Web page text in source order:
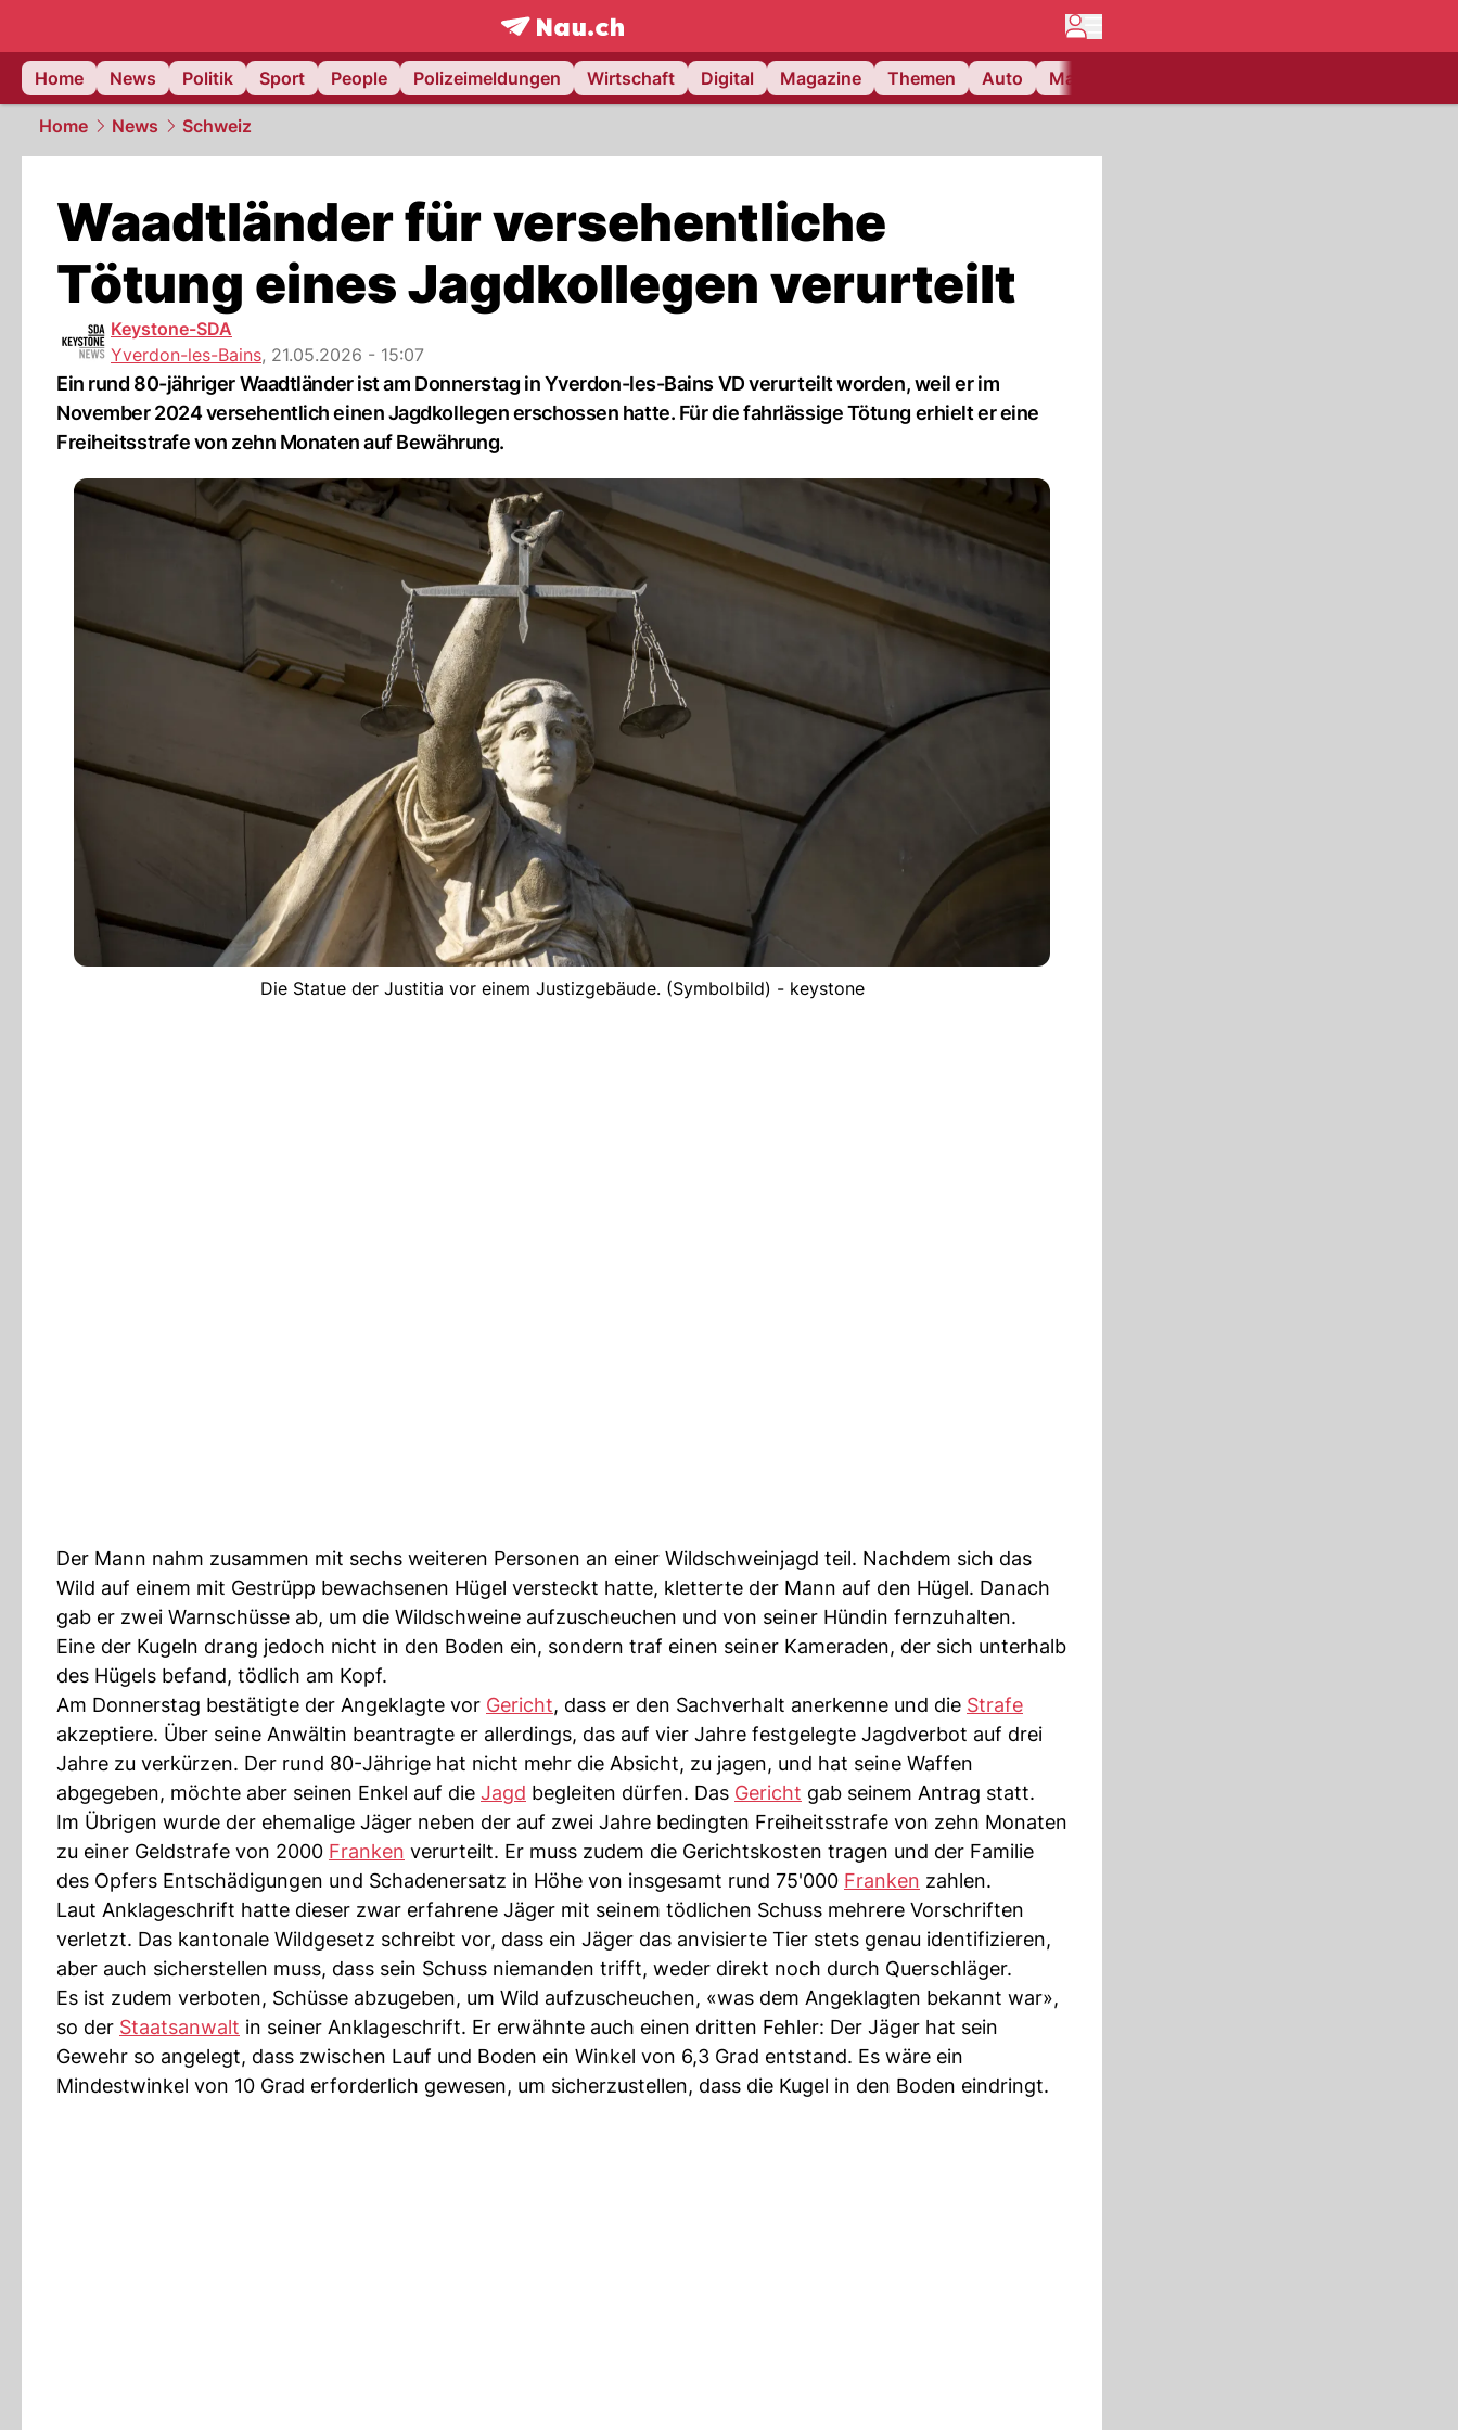
frontpage.NAU.ch
Home
News Politik Sport People Polizeimeldungen Wirtschaft Digital Magazine Themen Auto Matchcenter
Home News Schweiz
Waadtländer für versehentliche
Tötung eines Jagdkollegen verurteilt
Keystone-SDA
Yverdon-les-Bains, 21.05.2026 - 15:07
Ein rund 80-jähriger Waadtländer ist am Donnerstag in Yverdon-les-Bains VD verurteilt worden, weil er im
November 2024 versehentlich einen Jagdkollegen erschossen hatte. Für die fahrlässige Tötung erhielt er eine
Freiheitsstrafe von zehn Monaten auf Bewährung.
Die Statue der Justitia vor einem Justizgebäude. (Symbolbild) - keystone
Der Mann nahm zusammen mit sechs weiteren Personen an einer Wildschweinjagd teil. Nachdem sich das
Wild auf einem mit Gestrüpp bewachsenen Hügel versteckt hatte, kletterte der Mann auf den Hügel. Danach
gab er zwei Warnschüsse ab, um die Wildschweine aufzuscheuchen und von seiner Hündin fernzuhalten.
Eine der Kugeln drang jedoch nicht in den Boden ein, sondern traf einen seiner Kameraden, der sich unterhalb
des Hügels befand, tödlich am Kopf.
Am Donnerstag bestätigte der Angeklagte vor Gericht, dass er den Sachverhalt anerkenne und die Strafe
akzeptiere. Über seine Anwältin beantragte er allerdings, das auf vier Jahre festgelegte Jagdverbot auf drei
Jahre zu verkürzen. Der rund 80-Jährige hat nicht mehr die Absicht, zu jagen, und hat seine Waffen
abgegeben, möchte aber seinen Enkel auf die Jagd begleiten dürfen. Das Gericht gab seinem Antrag statt.
Im Übrigen wurde der ehemalige Jäger neben der auf zwei Jahre bedingten Freiheitsstrafe von zehn Monaten
zu einer Geldstrafe von 2000 Franken verurteilt. Er muss zudem die Gerichtskosten tragen und der Familie
des Opfers Entschädigungen und Schadenersatz in Höhe von insgesamt rund 75'000 Franken zahlen.
Laut Anklageschrift hatte dieser zwar erfahrene Jäger mit seinem tödlichen Schuss mehrere Vorschriften
verletzt. Das kantonale Wildgesetz schreibt vor, dass ein Jäger das anvisierte Tier stets genau identifizieren,
aber auch sicherstellen muss, dass sein Schuss niemanden trifft, weder direkt noch durch Querschläger.
Es ist zudem verboten, Schüsse abzugeben, um Wild aufzuscheuchen, «was dem Angeklagten bekannt war»,
so der Staatsanwalt in seiner Anklageschrift. Er erwähnte auch einen dritten Fehler: Der Jäger hat sein
Gewehr so angelegt, dass zwischen Lauf und Boden ein Winkel von 6,3 Grad entstand. Es wäre ein
Mindestwinkel von 10 Grad erforderlich gewesen, um sicherzustellen, dass die Kugel in den Boden eindringt.